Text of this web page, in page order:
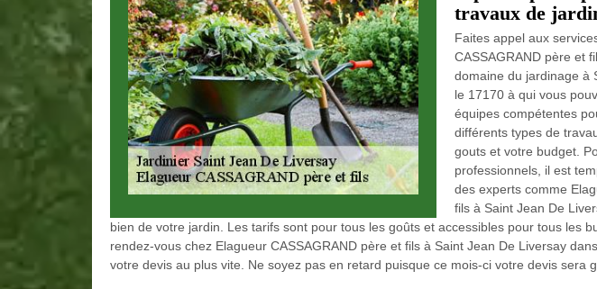
travaux de
Faites appel aux
CASSAGRAND père et
domaine du jardinage à
le 17170 à qui vous
équipes compétentes
différents types de
gouts et votre budget.
professionnels, il est
des experts comme
fils à Saint Jean De
bien de votre jardin. Les tarifs sont pour tous les goûts et accessibles pour tous les
rendez-vous chez Elagueur CASSAGRAND père et fils à Saint Jean De Liversay
votre devis au plus vite. Ne soyez pas en retard puisque ce mois-ci votre devis sera